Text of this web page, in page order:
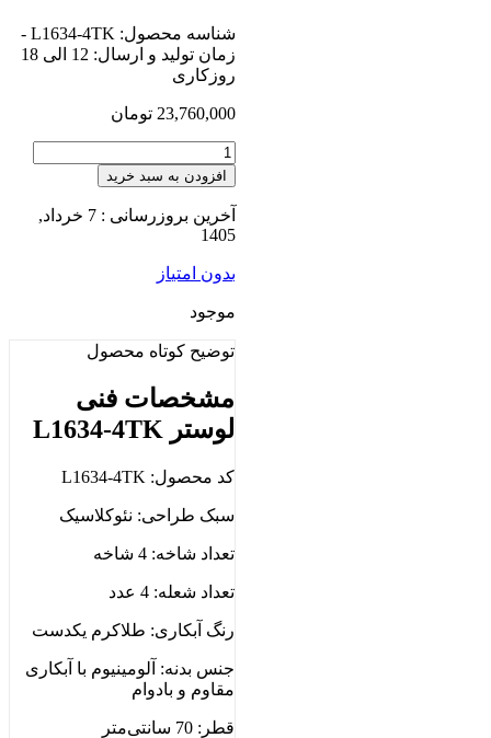
شناسه محصول: L1634-4TK
-
زمان تولید و ارسال: 12 الی 18
روزکاری
23,760,000 تومان
افزودن به سبد خرید
آخرین بروزرسانی : 7 خرداد,
1405
بدون امتیاز
موجود
توضیح کوتاه محصول
مشخصات فنی
لوستر L1634-4TK
کد محصول: L1634-4TK
سبک طراحی: نئوکلاسیک
تعداد شاخه: 4 شاخه
تعداد شعله: 4 عدد
رنگ آبکاری: طلاکرم یکدست
جنس بدنه: آلومینیوم با آبکاری
مقاوم و بادوام
قطر: 70 سانتی‌متر